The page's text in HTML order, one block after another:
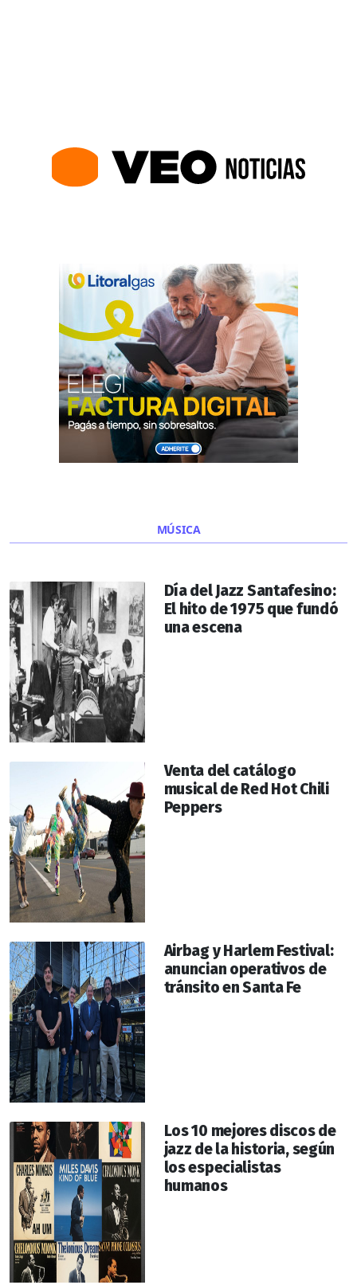
MÚSICA
Día del Jazz Santafesino:
El hito de 1975 que fundó
una escena
Venta del catálogo
musical de Red Hot Chili
Peppers
Airbag y Harlem Festival:
anuncian operativos de
tránsito en Santa Fe
Los 10 mejores discos de
jazz de la historia, según
los especialistas
humanos